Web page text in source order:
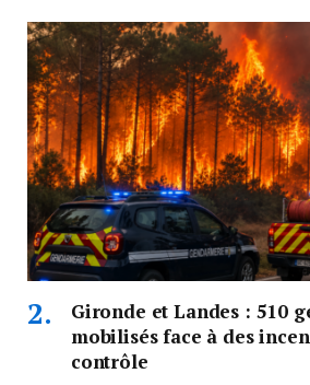
Gironde et Landes : 510
mobilisés face à des
contrôle